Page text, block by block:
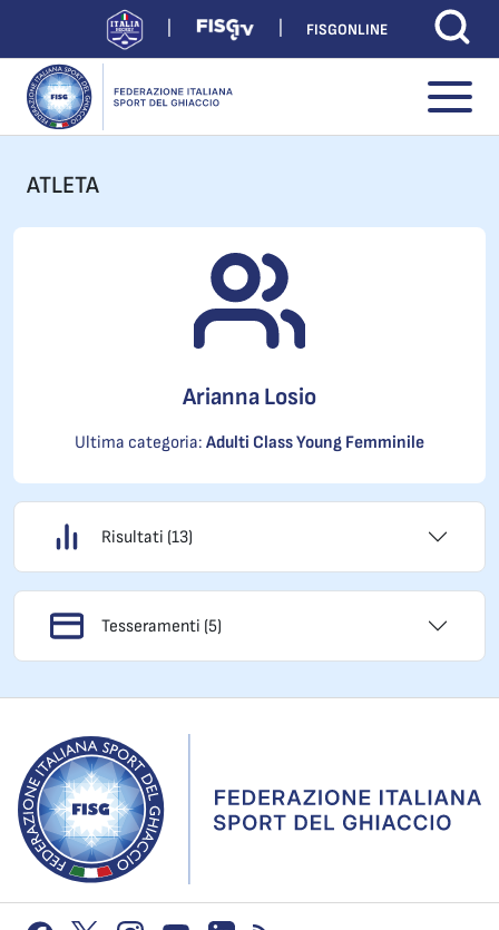
FISGONLINE
ATLETA
Arianna Losio
Ultima categoria: Adulti Class Young Femminile
Risultati (13)
Tesseramenti (5)